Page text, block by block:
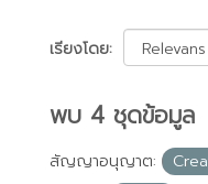
เรียงโดย
พบ 4 ชุดข้อมูล
สัญญาอนุญาต: